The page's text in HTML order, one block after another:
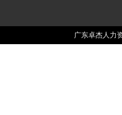
广东卓杰人力